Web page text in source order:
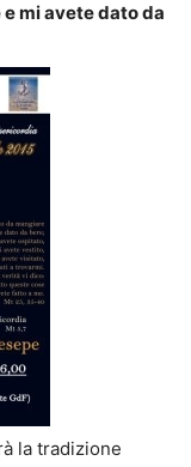
mi avete dato da
la tradizione